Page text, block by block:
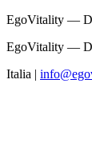
EgoVitality —
EgoVitality —
Italia |